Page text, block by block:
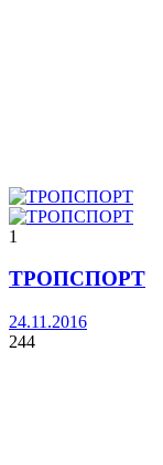
1
ТРОПСПОРТ
24.11.2016
244